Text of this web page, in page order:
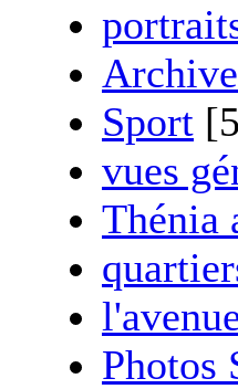
Sport
vues
Thénia
Photos